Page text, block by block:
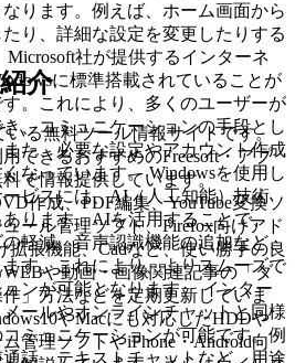
ります。例えば、ホーム画面から
り、詳細な設定を変更したりする
社が提供するインターネ
に標準搭載されていることが
。これにより、多くのユーザーが
、コミュニケーションの手段とし
た、必要な設定やアカウント作成
なっています。 Windowsを使用し
ビスには、AI（人工知能）技術
ります。AIを活用することで、
軽減、音声認識機能の追加など、
す。これにより、よりスムーズで
ンが可能となります。 インター
ールやオンラインチャットと同様
ミュニケーションが可能です。例
話、テキストチャットなど、用途
介
いる無料ツール情報サイトです。
できるおすすめのFreesoft・アプ
で情報提供しています。
作成、PDF編集、YouTube変換ソ
ール管理ソフト、Firefox向けアド
拡張機能、Cadなど、使い勝手の良
や動画・画像関連記事の「ダ
」方法などを定期更新していま
やMacにも対応したHDDや
管理ソフトやiPhone・Android向